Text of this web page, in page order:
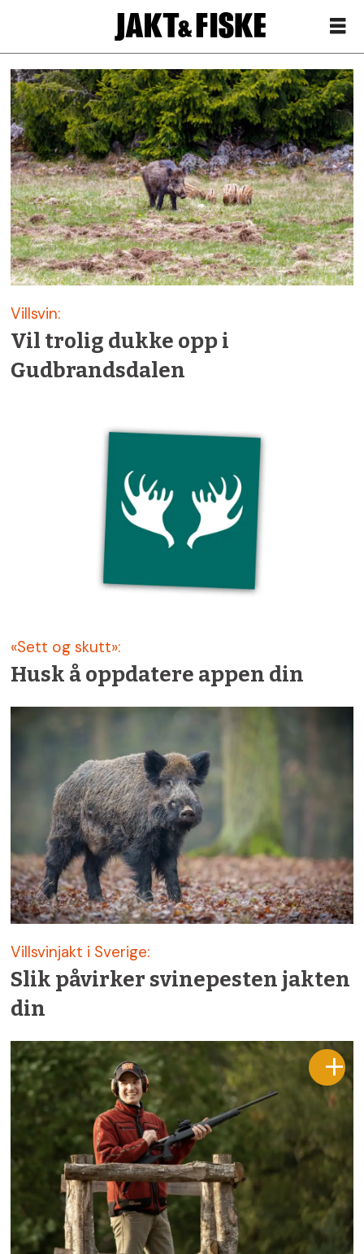
Siste
nytt
om
villsvinjakt
–
Jakt
&
Fiske
Villsvin:
Vil trolig dukke opp i
Gudbrandsdalen
«Sett og skutt»:
Husk å oppdatere appen din
Villsvinjakt i Sverige:
Slik påvirker svinepesten jakten
din